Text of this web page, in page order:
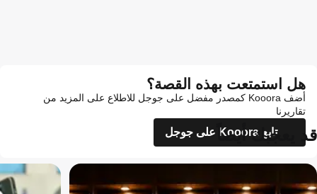
هل استمتعت بهذه القصة؟
أضف Kooora كمصدر مفضل على جوجل للاطلاع على المزيد من
تقاريرنا
تابع Kooora على جوجل
قد يعجبك أيضاً